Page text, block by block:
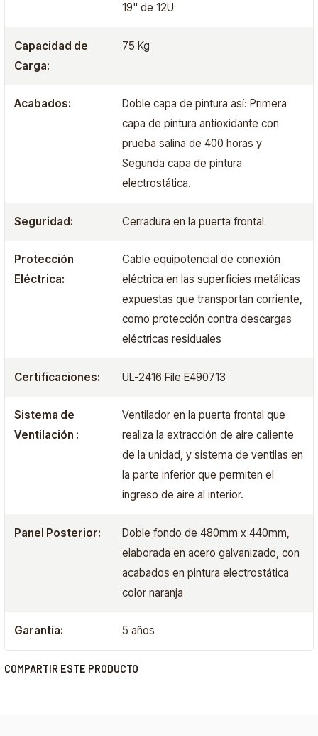
19" de 12U
Capacidad de
Carga:
75 Kg
Acabados:
Doble capa de pintura así: Primera
capa de pintura antioxidante con
prueba salina de 400 horas y
Segunda capa de pintura
electrostática.
Seguridad: Cerradura en la puerta frontal
Protección
Eléctrica:
Cable equipotencial de conexión
eléctrica en las superficies metálicas
expuestas que transportan corriente,
como protección contra descargas
eléctricas residuales
Certificaciones: UL-2416 File E490713
Sistema de
Ventilación :
Ventilador en la puerta frontal que
realiza la extracción de aire caliente
de la unidad, y sistema de ventilas en
la parte inferior que permiten el
ingreso de aire al interior.
Panel Posterior:
Doble fondo de 480mm x 440mm,
elaborada en acero galvanizado, con
acabados en pintura electrostática
color naranja
Garantía: 5 años
COMPARTIR ESTE PRODUCTO